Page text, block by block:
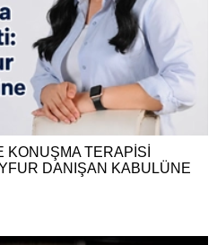
KONUŞMA TERAPİSİ
DANIŞAN KABULÜNE